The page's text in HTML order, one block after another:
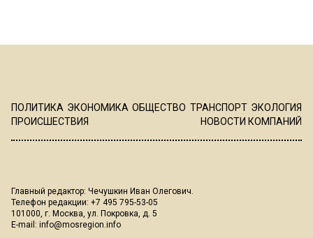
ПОЛИТИКА ЭКОНОМИКА ОБЩЕСТВО ТРАНСПОРТ ЭКОЛОГИЯ
ПРОИСШЕСТВИЯ
НОВОСТИ КОМПАНИЙ
Главный редактор: Чечушкин Иван Олегович.
Телефон редакции: +7 495 795-53-05
101000, г. Москва, ул. Покровка, д. 5
E-mail: info@mosregion.info